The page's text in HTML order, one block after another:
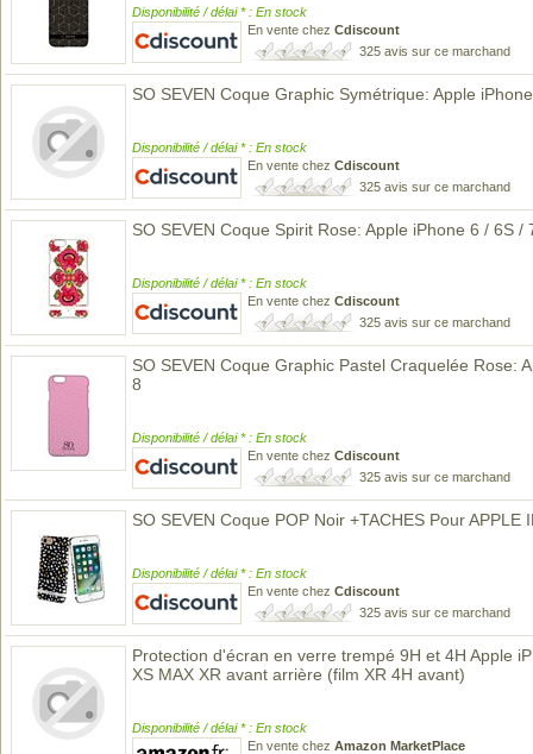
Disponibilité / délai * : En stock
En vente chez Cdiscount
325 avis sur ce marchand
SO SEVEN Coque Graphic Symétrique: Apple
Disponibilité / délai * : En stock
En vente chez Cdiscount
325 avis sur ce marchand
SO SEVEN Coque Spirit Rose: Apple iPhone 6 / 6S /
Disponibilité / délai * : En stock
En vente chez Cdiscount
325 avis sur ce marchand
SO SEVEN Coque Graphic Pastel Craquelée Rose:
8
Disponibilité / délai * : En stock
En vente chez Cdiscount
325 avis sur ce marchand
SO SEVEN Coque POP Noir +TACHES Pour APPLE
Disponibilité / délai * : En stock
En vente chez Cdiscount
325 avis sur ce marchand
Protection d'écran en verre trempé 9H et 4H Apple
XS MAX XR avant arrière (film XR 4H avant)
Disponibilité / délai * : En stock
En vente chez Amazon MarketPlace